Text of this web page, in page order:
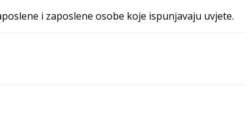
i zaposlene osobe koje ispunjavaju uvjete.